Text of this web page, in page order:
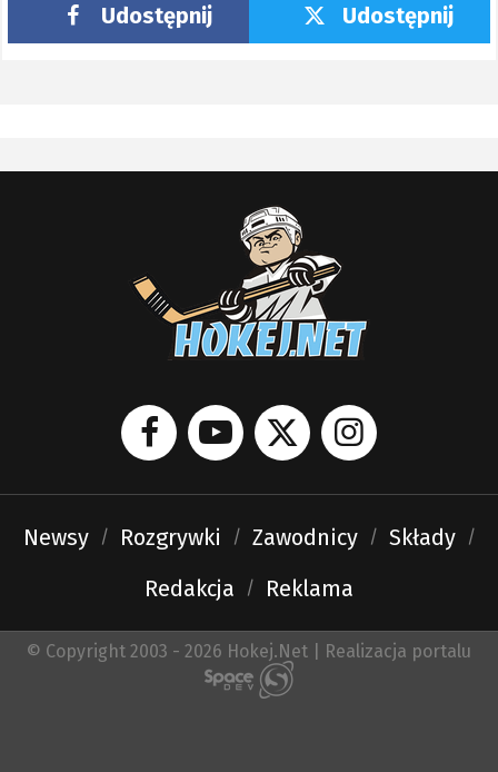
Udostępnij Udostępnij
Newsy Rozgrywki Zawodnicy
Składy
Redakcja
Reklama
© Copyright 2003 - 2026 Hokej.Net | Realizacja portalu